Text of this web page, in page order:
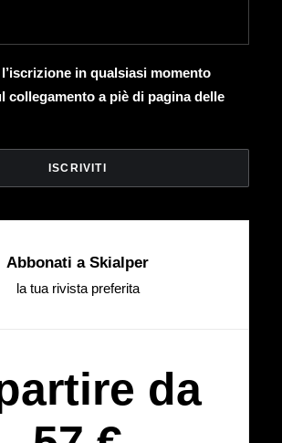
in qualsiasi momento
collegamento a piè di pagina delle
Abbonati a Skialper
la tua rivista preferita
da